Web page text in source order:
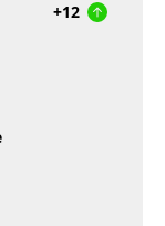
+12